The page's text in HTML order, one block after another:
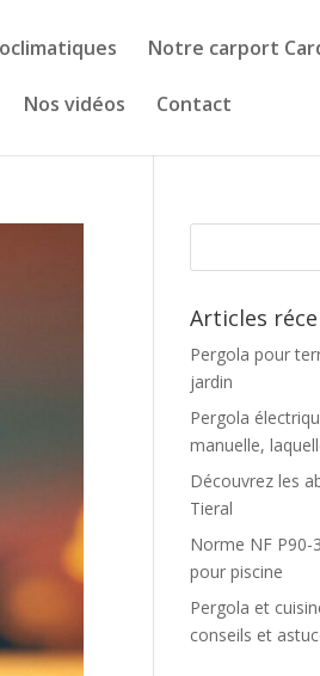
Notre carport
Nos vidéos Contact
Articles
Pergola pour
jardin
Pergola
manuelle,
Découvrez les
Tieral
Norme NF P90-
pour piscine
Pergola et
conseils et